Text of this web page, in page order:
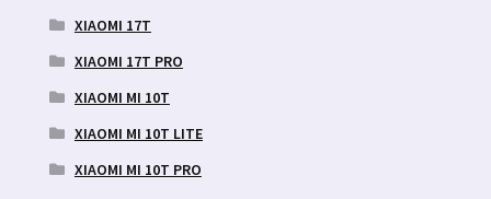
XIAOMI 17T
XIAOMI 17T PRO
XIAOMI MI 10T
XIAOMI MI 10T LITE
XIAOMI MI 10T PRO